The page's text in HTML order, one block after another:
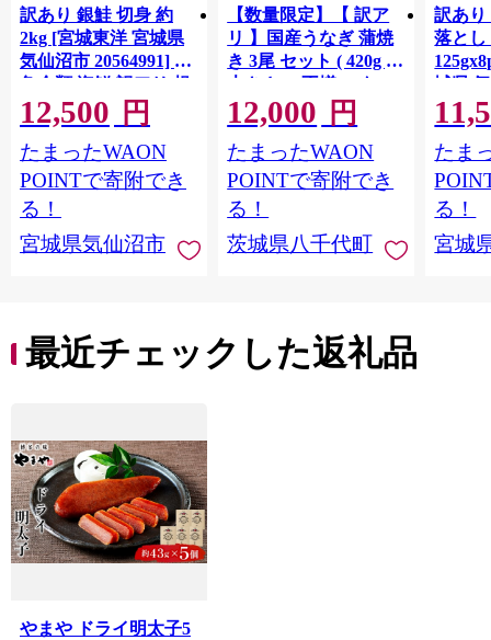
訳あり 銀鮭 切身 約
2kg [宮城東洋 宮城県
気仙沼市 20564991] 鮭
魚介類 海鮮 訳アリ 規
格外 不揃い さけ サケ
鮭切身 シャケ 切り身
冷凍 家庭用 おかず 弁
当 支援 サーモン 銀鮭
切り身 魚 わけあり
12,500 円
たまったWAON
POINTで寄附でき
る！
宮城県気仙沼市
【数量限定】【 訳ア
リ 】国産うなぎ 蒲焼
き 3尾 セット ( 420g )
大きさ の不揃い タ
レ・山椒付き ウナギ
鰻 ふぞろい 不揃い う
な重 ひつまぶし 人気
茨城 八千代町 ふるさ
と納税 冷凍 [SF951ya]
12,000 円
たまったWAON
POINTで寄附でき
る！
茨城県八千代町
訳あり
落とし
城県
お刺し
生 生
鮭 銀
介
たま
る！
宮城
最近チェックした返礼品
やまや ドライ明太子5